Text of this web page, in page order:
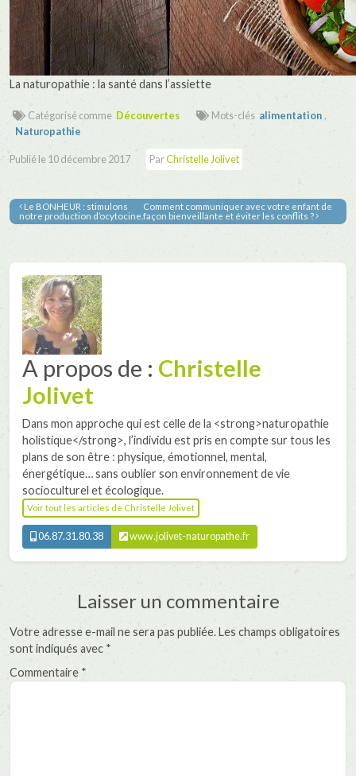
La naturopathie : la santé dans l’assiette
Catégorisé comme Découvertes Mots-clés alimentation,
Naturopathie
Publié le10 décembre 2017 ParChristelle Jolivet
Le BONHEUR : stimulons
notre production d’ocytocine.
Comment communiquer avec votre enfant de
façon bienveillante et éviter les conflits ?
A propos de : Christelle
Jolivet
Dans mon approche qui est celle de la <strong>naturopathie
holistique</strong>, l’individu est pris en compte sur tous les
plans de son être : physique, émotionnel, mental,
énergétique… sans oublier son environnement de vie
socioculturel et écologique.
Voir tout les articles de Christelle Jolivet
06.87.31.80.38 www.jolivet-naturopathe.fr
Laisser un commentaire
Votre adresse e-mail ne sera pas publiée.Les champs obligatoires
sont indiqués avec *
Commentaire *